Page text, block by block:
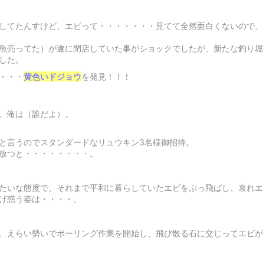
たんすけど、エビって・・・・・・・見てて全然面白くないので、
売ってた）が遂に閉店していた事がショックでしたが、新たな釣り堀
た。
・・ 黄色いドジョウを発見！！！
俺は（誰だよ）。
うのでスタンダードなリュウキン3名様御招待。
つと・・・・・・・・。
な態度で、それまで平和に暮らしていたエビをぶっ飛ばし、哀れエ
惑う姿は・・・・。
えらい勢いでボーリング作業を開始し、飛び散る石に交じってエビが